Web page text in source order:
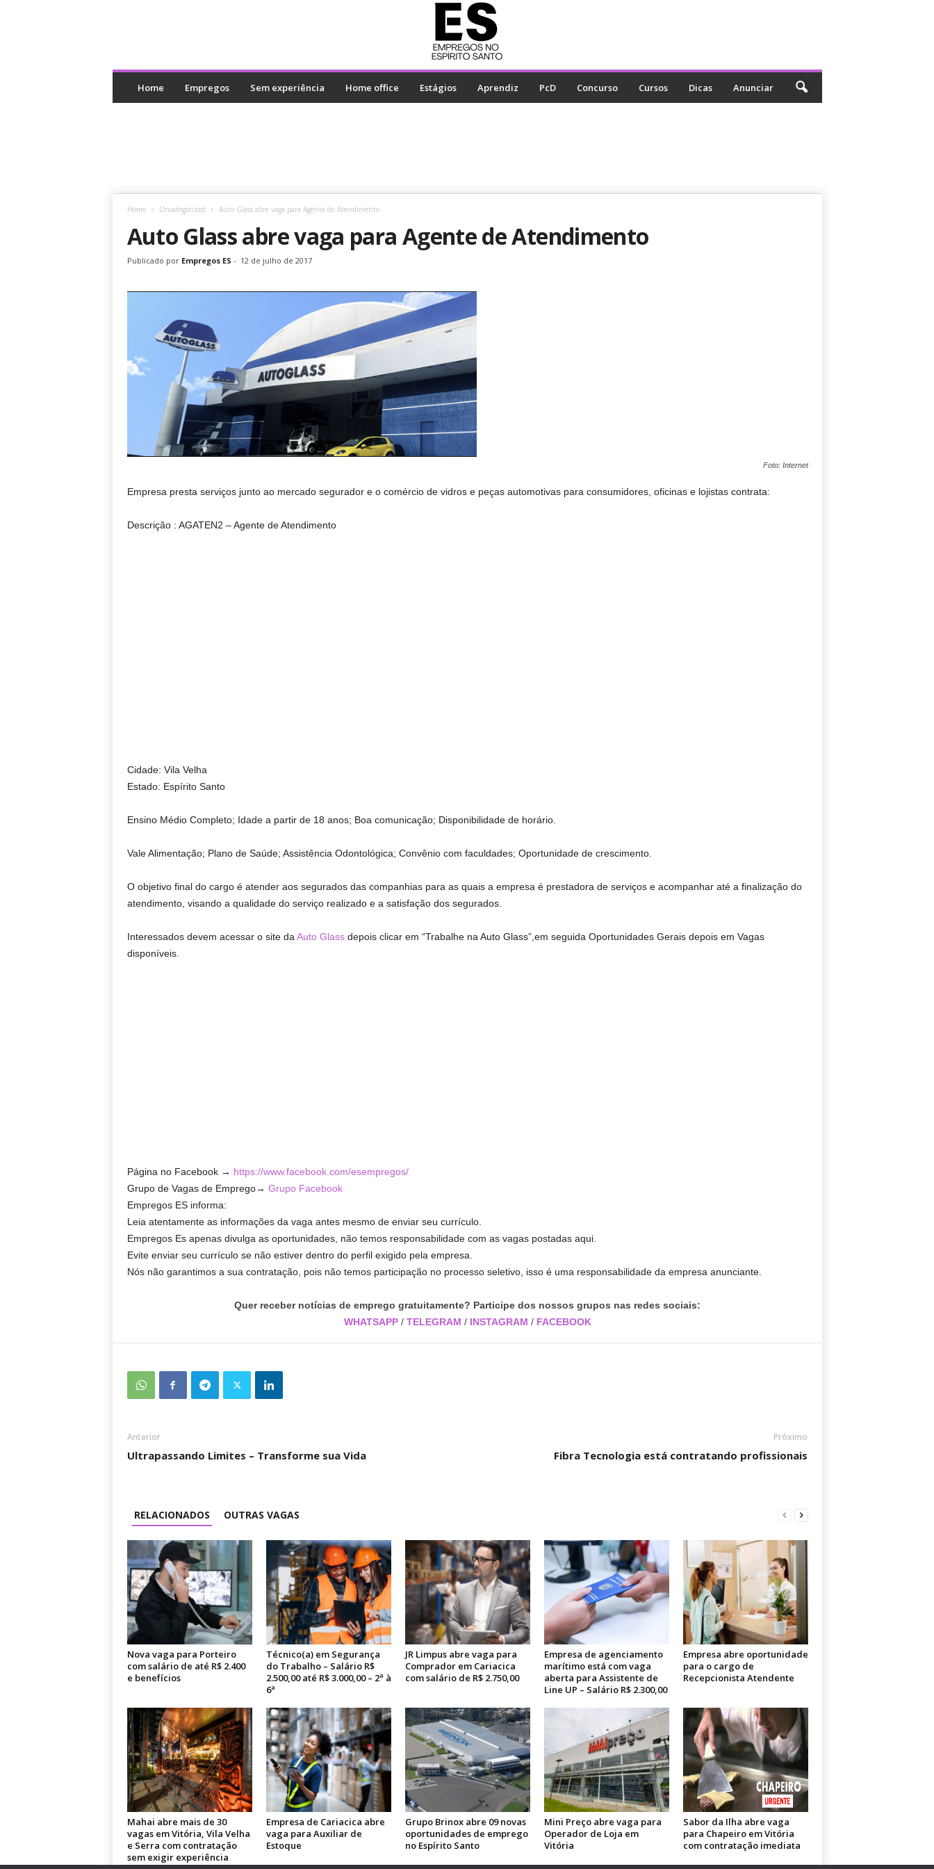
E
Home Empregos Sem experiência Home office Estágios Aprendiz PcD Concurso Cursos Dicas Anunciar
Home Uncategorized Auto Glass abre vaga para Agente de Atendimento
Auto Glass abre vaga para Agente de Atendimento
Publicado por Empregos ES - 12 de julho de 2017
Foto: Internet
Empresa presta serviços junto ao mercado segurador e o comércio de vidros e peças automotivas para consumidores, oficinas e lojistas contrata:
Descrição : AGATEN2 – Agente de Atendimento
Cidade: Vila Velha
Estado: Espírito Santo
Ensino Médio Completo; Idade a partir de 18 anos; Boa comunicação; Disponibilidade de horário.
Vale Alimentação; Plano de Saúde; Assistência Odontológica; Convênio com faculdades; Oportunidade de crescimento.
O objetivo final do cargo é atender aos segurados das companhias para as quais a empresa é prestadora de serviços e acompanhar até a finalização do
atendimento, visando a qualidade do serviço realizado e a satisfação dos segurados.
Interessados devem acessar o site da Auto Glassdepois clicar em “Trabalhe na Auto Glass”,em seguida Oportunidades Gerais depois em Vagas
disponíveis.
Página no Facebook → https://www.facebook.com/esempregos/
Grupo de Vagas de Emprego→ Grupo Facebook
Empregos ES informa:
Leia atentamente as informações da vaga antes mesmo de enviar seu currículo.
Empregos Es apenas divulga as oportunidades, não temos responsabilidade com as vagas postadas aqui.
Evite enviar seu currículo se não estiver dentro do perfil exigido pela empresa.
Nós não garantimos a sua contratação, pois não temos participação no processo seletivo, isso é uma responsabilidade da empresa anunciante.
Quer receber notícias de emprego gratuitamente? Participe dos nossos grupos nas redes sociais:
WHATSAPP/ TELEGRAM / INSTAGRAM / FACEBOOK
Anterior
Ultrapassando Limites – Transforme sua Vida
Próximo
Fibra Tecnologia está contratando profissionais
RELACIONADOS OUTRAS VAGAS
Nova vaga para Porteiro
com salário de até R$ 2.400
e benefícios
Técnico(a) em Segurança
do Trabalho – Salário R$
2.500,00 até R$ 3.000,00 – 2ª à
6ª
JR Limpus abre vaga para
Comprador em Cariacica
com salário de R$ 2.750,00
Empresa de agenciamento
marítimo está com vaga
aberta para Assistente de
Line UP – Salário R$ 2.300,00
Empresa abre oportunidade
para o cargo de
Recepcionista Atendente
Mahai abre mais de 30
vagas em Vitória, Vila Velha
e Serra com contratação
sem exigir experiência
Empresa de Cariacica abre
vaga para Auxiliar de
Estoque
Grupo Brinox abre 09 novas
oportunidades de emprego
no Espírito Santo
Mini Preço abre vaga para
Operador de Loja em
Vitória
Sabor da Ilha abre vaga
para Chapeiro em Vitória
com contratação imediata